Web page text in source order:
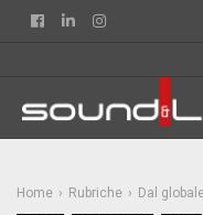
FacebookLinkedin
Home Rubriche Dal